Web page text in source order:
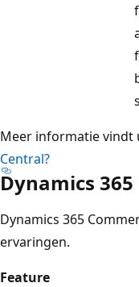
Meer informatie vindt
Central?
Dynamics
Dynamics 365
ervaringen.
Feature